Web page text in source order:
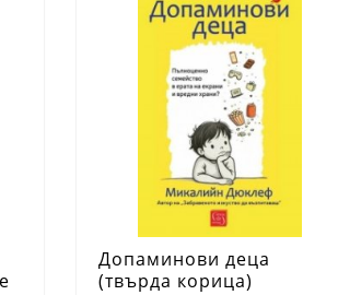
Допаминови деца
(твърда корица)